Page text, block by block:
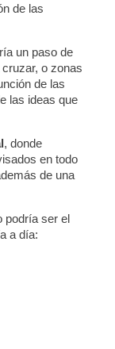
de las
un paso de
o zonas
de las
las ideas que
, donde
en todo
de una
podría ser el
a día: